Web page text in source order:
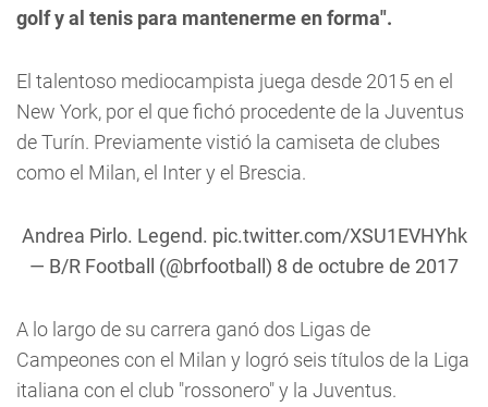
golf y al tenis para mantenerme en forma".
El talentoso mediocampista juega desde 2015 en el
New York, por el que fichó procedente de la Juventus
de Turín. Previamente vistió la camiseta de clubes
como el Milan, el Inter y el Brescia.
Andrea Pirlo. Legend. pic.twitter.com/XSU1EVHYhk
— B/R Football (@brfootball) 8 de octubre de 2017
A lo largo de su carrera ganó dos Ligas de
Campeones con el Milan y logró seis títulos de la Liga
italiana con el club "rossonero" y la Juventus.